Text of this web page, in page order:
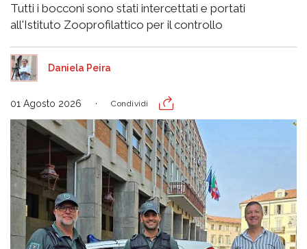
Tutti i bocconi sono stati intercettati e portati
all'Istituto Zooprofilattico per il controllo
Daniela Peira
01 Agosto 2026 Condividi